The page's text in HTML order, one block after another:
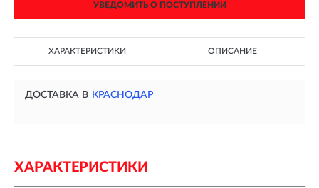
УВЕДОМИТЬ О ПОСТУПЛЕНИИ
ХАРАКТЕРИСТИКИ ОПИСАНИЕ
ДОСТАВКА В КРАСНОДАР
ХАРАКТЕРИСТИКИ